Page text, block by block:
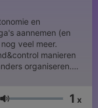
en
aannemen (en
veel meer.
manieren
#167. Wij, de
Volume 1 x